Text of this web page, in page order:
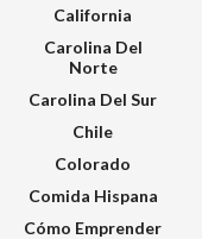
California
Carolina Del
Norte
Carolina Del Sur
Chile
Colorado
Comida Hispana
Cómo Emprender